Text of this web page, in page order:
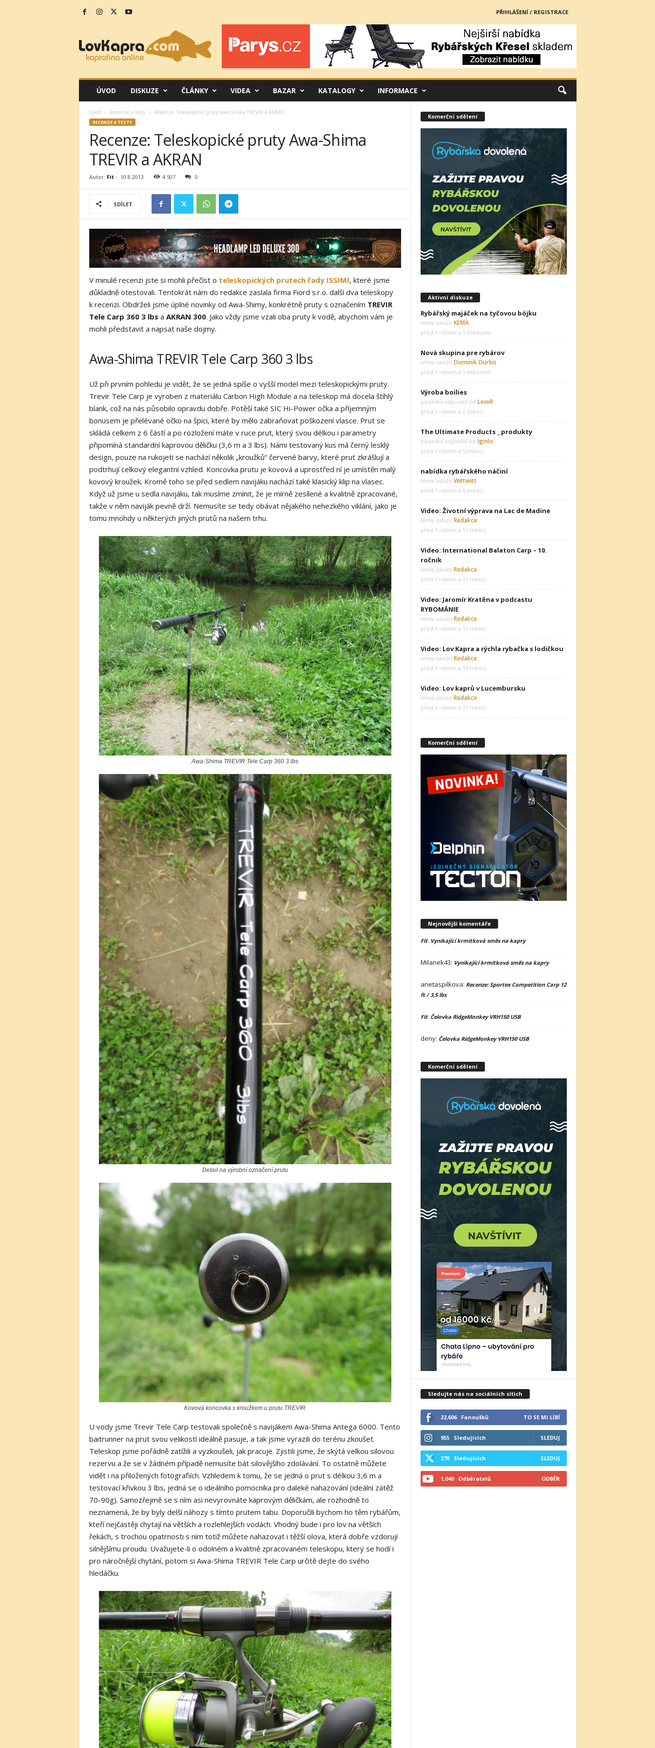
PŘIHLÁŠENÍ / REGISTRACE
v
K
ÚVOD DISKUZE ČLÁNKY VIDEA BAZAR KATALOGY INFORMACE
Úvod Recenze a testy Recenze: Teleskopické pruty Awa-Shima TREVIR a AKRAN
RECENZE A TESTY
Recenze: Teleskopické pruty Awa-Shima
TREVIR a AKRAN
Autor: Fit- 10.8.2013 4 507 0
SDÍLET
V minulé recenzi jste si mohli přečíst o teleskopických prutech řady ISSIMI, které jsme
důkladně otestovali. Tentokrát nám do redakce zaslala firma Fiord s.r.o. další dva teleskopy
k recenzi. Obdrželi jsme úplné novinky od Awa-Shimy, konkrétně pruty s označením TREVIR
Tele Carp 360 3 lbs a AKRAN 300. Jako vždy jsme vzali oba pruty k vodě, abychom vám je
mohli představit a napsat naše dojmy.
Awa-Shima TREVIR Tele Carp 360 3 lbs
Už při prvním pohledu je vidět, že se jedná spíše o vyšší model mezi teleskopickými pruty.
Trevir Tele Carp je vyroben z materiálu Carbon High Module a na teleskop má docela štíhlý
blank, což na nás působilo opravdu dobře. Potěší také SIC Hi-Power očka a příjemným
bonusem je přelévané očko na špici, které by mělo zabraňovat poškození vlasce. Prut se
skládá celkem z 6 částí a po rozložení máte v ruce prut, který svou délkou i parametry
připomíná standardní kaprovou děličku (3,6 m a 3 lbs). Námi testovaný kus má černý lesklý
design, pouze na rukojeti se nachází několik „kroužků“ červené barvy, které prut zkrášlují a
podtrhují celkový elegantní vzhled. Koncovka prutu je kovová a uprostřed ní je umístěn malý
kovový kroužek. Kromě toho se před sedlem navijáku nachází také klasický klip na vlasec.
Když už jsme u sedla navijáku, tak musíme zmínit, že je mírně zesílené a kvalitně zpracované,
takže v něm naviják pevně drží. Nemusíte se tedy obávat nějakého nehezkého viklání, jako je
tomu mnohdy u některých jiných prutů na našem trhu.
Awa-Shima TREVIR Tele Carp 360 3 lbs
Detail na výrobní označení prutu
Kovová koncovka s kroužkem u prutu TREVIR
U vody jsme Trevir Tele Carp testovali společně s navijákem Awa-Shima Antega 6000. Tento
baitrunner na prut svou velikostí ideálně pasuje, a tak jsme vyrazili do terénu zkoušet.
Teleskop jsme pořádně zatížili a vyzkoušeli, jak pracuje. Zjistili jsme, že skýtá velkou silovou
rezervu a že se v žádném případě nemusíte bát silovějšího zdolávání. To ostatně můžete
vidět i na přiložených fotografiích. Vzhledem k tomu, že se jedná o prut s délkou 3,6 m a
testovací křivkou 3 lbs, jedná se o ideálního pomocníka pro daleké nahazování (ideální zátěž
70-90g). Samozřejmě se s ním asi nevyrovnáte kaprovým děličkám, ale rozhodně to
neznamená, že by byly delší náhozy s tímto prutem tabu. Doporučili bychom ho těm rybářům,
kteří nejčastěji chytají na větších a rozlehlejších vodách. Vhodný bude i pro lov na větších
řekách, s trochou opatrnosti s ním totiž můžete nahazovat i těžší olova, která dobře vzdorují
silnějšímu proudu. Uvažujete-li o odolném a kvalitně zpracovaném teleskopu, který se hodí i
pro náročnější chytání, potom si Awa-Shima TREVIR Tele Carp určitě dejte do svého
hledáčku.
Komerční sdělení
Aktivní diskuze
Rybářský majáček na tyčovou bójku
téma založil:KEMA
před 1 rokem a 1 měsícem
Nová skupina pre rybárov
téma založil:Dominik Durbis
před 1 rokem a 1 měsícem
Výroba boilies
poslední odpověď od:LeviiR
před 1 rokem a 2 měsíci
The Ultimate Products _ produkty
poslední odpověď od:Iginlo
před 1 rokem a 5 měsíci
nabídka rybářského náčiní
téma založil:Wittwitt
před 1 rokem a 6 měsíci
Video: Životní výprava na Lac de Madine
téma založil:Redakce
před 1 rokem a 11 měsíci
Video: International Balaton Carp – 10.
ročnik
téma založil:Redakce
před 1 rokem a 11 měsíci
Video: Jaromír Kratěna v podcastu
RYBOMÁNIE
téma založil:Redakce
před 1 rokem a 11 měsíci
Video: Lov Kapra a rýchla rybačka s lodičkou
téma založil:Redakce
před 1 rokem a 11 měsíci
Video: Lov kaprů v Lucembursku
téma založil:Redakce
před 1 rokem a 11 měsíci
Komerční sdělení
Nejnovější komentáře
Fit: Vynikající krmítková směs na kapry
Milanek43: Vynikající krmítková směs na kapry
anetaspilkova: Recenze: Sportex Competition Carp 12
ft / 3,5 lbs
Fit: Čelovka RidgeMonkey VRH150 USB
deny: Čelovka RidgeMonkey VRH150 USB
Komerční sdělení
Sledujte nás na sociálních sítích
22,606 Fanoušků TO SE MI LÍBÍ
955 Sledujících SLEDUJ
270 Sledujících SLEDUJ
1,040 Odběratelů ODBĚR